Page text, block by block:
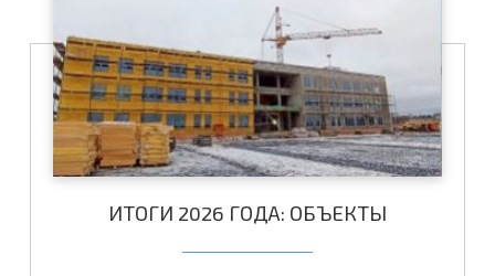
ИТОГИ 2026 ГОДА: ОБЪЕКТЫ